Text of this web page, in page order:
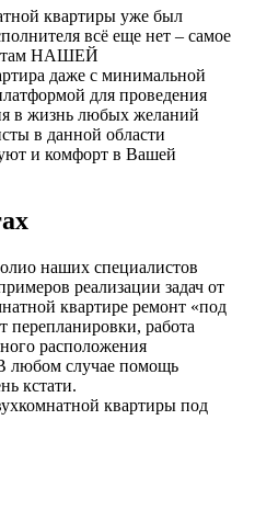
квартиры уже был
всё еще нет – самое
НАШЕЙ
даже с минимальной
для проведения
в жизнь любых желаний
в данной области
уют и комфорт в Вашей
наших специалистов
реализации задач от
квартире ремонт «под
перепланировки, работа
расположения
любом случае помощь
кстати.
квартиры под